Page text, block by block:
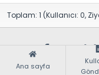
Toplam: 1 (Kullanıcı: 0,
Paylaş: Facebook
X
Ana sayfa